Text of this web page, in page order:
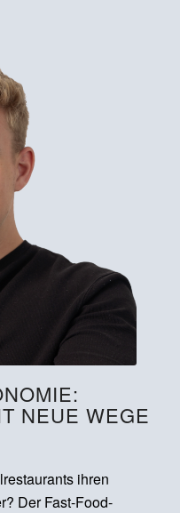
NEUE WEGE
ihren
Der Fast-Food-